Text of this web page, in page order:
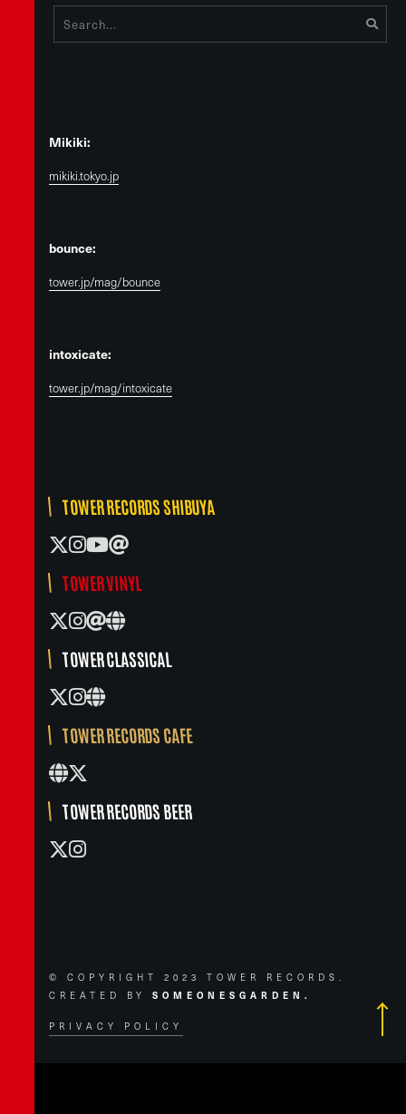
Mikiki:
mikiki.tokyo.jp
bounce:
tower.jp/mag/bounce
intoxicate:
tower.jp/mag/intoxicate
TOWER RECORDS SHIBUYA
TOWER VINYL
TOWER CLASSICAL
TOWER RECORDS CAFE
TOWER RECORDS BEER
© COPYRIGHT 2023 TOWER RECORDS.
CREATED BY SOMEONESGARDEN.
PRIVACY POLICY